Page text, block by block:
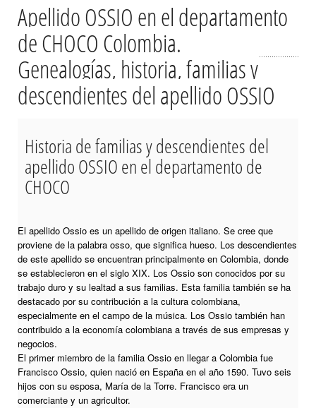
Apellido OSSIO en el departamento
de CHOCO Colombia.
Genealogías, historia, familias y
descendientes del apellido OSSIO
Historia de familias y descendientes del
apellido OSSIO en el departamento de
CHOCO
El apellido Ossio es un apellido de origen italiano. Se cree que
proviene de la palabra osso, que significa hueso. Los descendientes
de este apellido se encuentran principalmente en Colombia, donde
se establecieron en el siglo XIX. Los Ossio son conocidos por su
trabajo duro y su lealtad a sus familias. Esta familia también se ha
destacado por su contribución a la cultura colombiana,
especialmente en el campo de la música. Los Ossio también han
contribuido a la economía colombiana a través de sus empresas y
negocios.
El primer miembro de la familia Ossio en llegar a Colombia fue
Francisco Ossio, quien nació en España en el año 1590. Tuvo seis
hijos con su esposa, María de la Torre. Francisco era un
comerciante y un agricultor.